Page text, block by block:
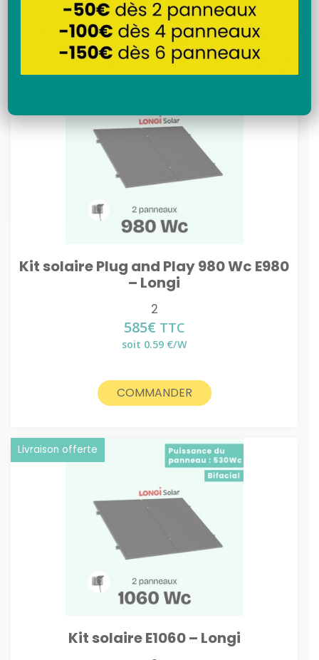
Recherche
Kit solaire Plug and Play 980 Wc E980
– Longi
Livraison offerte
2
585€ TTC
soit 0.59 €/W
COMMANDER
Kit solaire E1060 – Longi
Livraison offerte